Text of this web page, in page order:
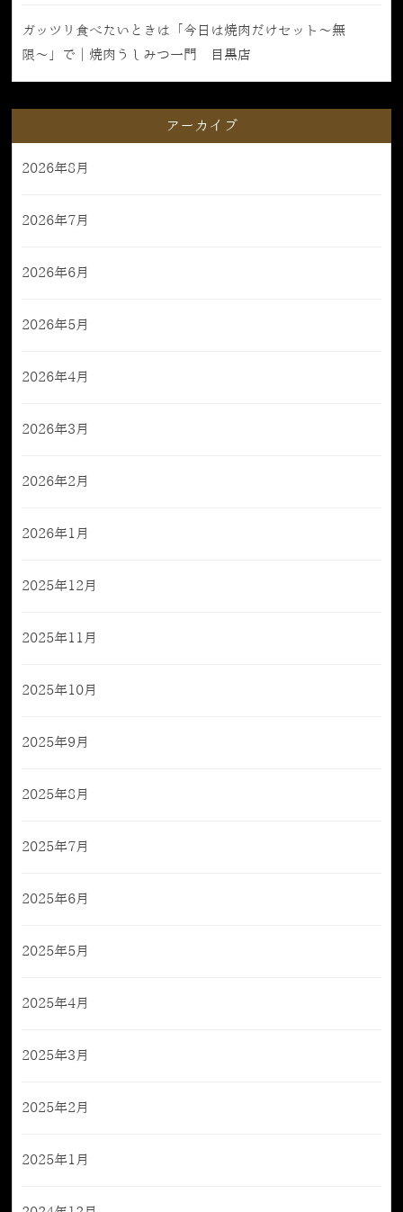
ガッツリ食べたいときは「今日は焼肉だけセット〜無
限〜」で｜焼肉うしみつ一門 目黒店
アーカイブ
2026年8月
2026年7月
2026年6月
2026年5月
2026年4月
2026年3月
2026年2月
2026年1月
2025年12月
2025年11月
2025年10月
2025年9月
2025年8月
2025年7月
2025年6月
2025年5月
2025年4月
2025年3月
2025年2月
2025年1月